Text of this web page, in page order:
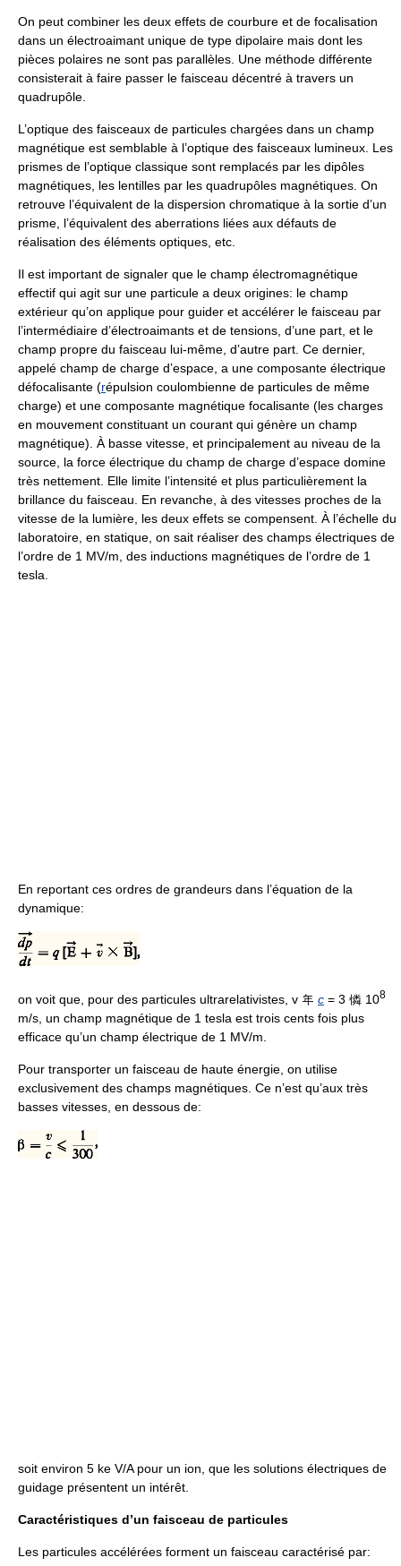
On peut combiner les deux effets de courbure et de focalisation
dans un électroaimant unique de type dipolaire mais dont les
pièces polaires ne sont pas parallèles. Une méthode différente
consisterait à faire passer le faisceau décentré à travers un
quadrupôle.
L’optique des faisceaux de particules chargées dans un champ
magnétique est semblable à l’optique des faisceaux lumineux. Les
prismes de l’optique classique sont remplacés par les dipôles
magnétiques, les lentilles par les quadrupôles magnétiques. On
retrouve l’équivalent de la dispersion chromatique à la sortie d’un
prisme, l’équivalent des aberrations liées aux défauts de
réalisation des éléments optiques, etc.
Il est important de signaler que le champ électromagnétique
effectif qui agit sur une particule a deux origines: le champ
extérieur qu’on applique pour guider et accélérer le faisceau par
l’intermédiaire d’électroaimants et de tensions, d’une part, et le
champ propre du faisceau lui-même, d’autre part. Ce dernier,
appelé champ de charge d’espace, a une composante électrique
défocalisante (répulsion coulombienne de particules de même
charge) et une composante magnétique focalisante (les charges
en mouvement constituant un courant qui génère un champ
magnétique). À basse vitesse, et principalement au niveau de la
source, la force électrique du champ de charge d’espace domine
très nettement. Elle limite l’intensité et plus particulièrement la
brillance du faisceau. En revanche, à des vitesses proches de la
vitesse de la lumière, les deux effets se compensent. À l’échelle du
laboratoire, en statique, on sait réaliser des champs électriques de
l’ordre de 1 MV/m, des inductions magnétiques de l’ordre de 1
tesla.
En reportant ces ordres de grandeurs dans l’équation de la
dynamique:
on voit que, pour des particules ultrarelativistes, v 年 c = 3 憐 108
m/s, un champ magnétique de 1 tesla est trois cents fois plus
efficace qu’un champ électrique de 1 MV/m.
Pour transporter un faisceau de haute énergie, on utilise
exclusivement des champs magnétiques. Ce n’est qu’aux très
basses vitesses, en dessous de:
soit environ 5 ke V/A pour un ion, que les solutions électriques de
guidage présentent un intérêt.
Caractéristiques d’un faisceau de particules
Les particules accélérées forment un faisceau caractérisé par: